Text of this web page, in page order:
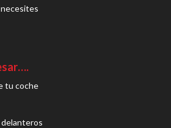
tu coche
delanteros